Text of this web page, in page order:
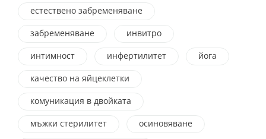
естествено забременяване
забременяване
инвитро
интимност
инфертилитет
йога
качество на яйцеклетки
комуникация в двойката
мъжки стерилитет
осиновяване